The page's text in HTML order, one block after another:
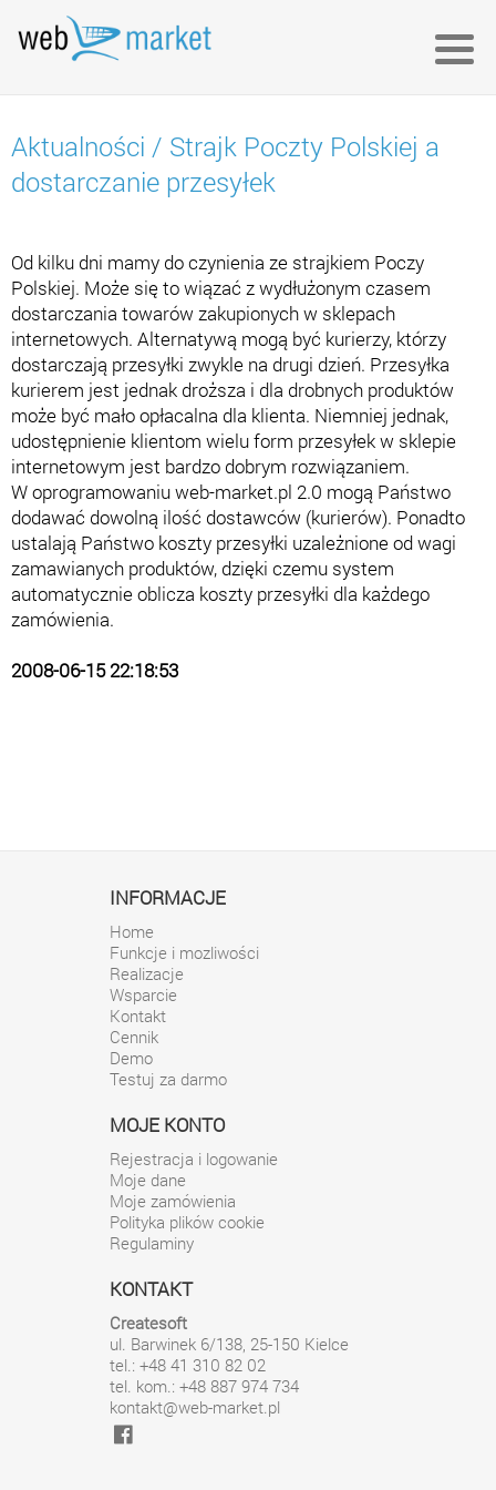
Aktualności / Strajk Poczty Polskiej a
dostarczanie przesyłek
Od kilku dni mamy do czynienia ze strajkiem Poczy
Polskiej. Może się to wiązać z wydłużonym czasem
dostarczania towarów zakupionych w sklepach
internetowych. Alternatywą mogą być kurierzy, którzy
dostarczają przesyłki zwykle na drugi dzień. Przesyłka
kurierem jest jednak droższa i dla drobnych produktów
może być mało opłacalna dla klienta. Niemniej jednak,
udostępnienie klientom wielu form przesyłek w sklepie
internetowym jest bardzo dobrym rozwiązaniem.
W oprogramowaniu web-market.pl 2.0 mogą Państwo
dodawać dowolną ilość dostawców (kurierów). Ponadto
ustalają Państwo koszty przesyłki uzależnione od wagi
zamawianych produktów, dzięki czemu system
automatycznie oblicza koszty przesyłki dla każdego
zamówienia.
2008-06-15 22:18:53
INFORMACJE
Home
Funkcje i mozliwości
Realizacje
Wsparcie
Kontakt
Cennik
Demo
Testuj za darmo
MOJE KONTO
Rejestracja i logowanie
Moje dane
Moje zamówienia
Polityka plików cookie
Regulaminy
KONTAKT
Createsoft
ul. Barwinek 6/138, 25-150 Kielce
tel.: +48 41 310 82 02
tel. kom.: +48 887 974 734
kontakt@web-market.pl